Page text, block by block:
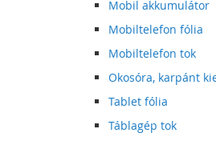
Mobil akkumulátor
Mobiltelefon fólia
Mobiltelefon tok
Okosóra, karpánt
Tablet fólia
Táblagép tok